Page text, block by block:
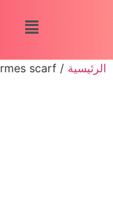
الرئيسية /
scarf